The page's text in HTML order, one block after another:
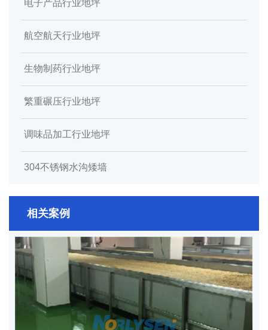
电子产品行业地坪
航空航天行业地坪
生物制药行业地坪
繁重碾压行业地坪
调味品加工行业地坪
304不锈钢水沟矮墙
相关案例